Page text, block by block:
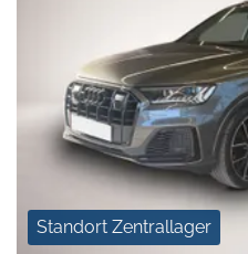
Standort Zentrallager